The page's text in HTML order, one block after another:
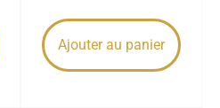
Ajouter au panier